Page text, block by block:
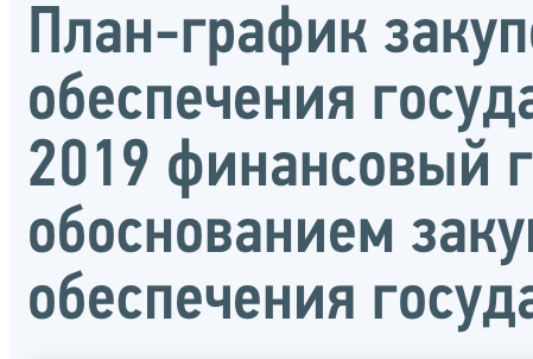
План-график
обеспечения
2019 финансовый
обоснованием
обеспечения